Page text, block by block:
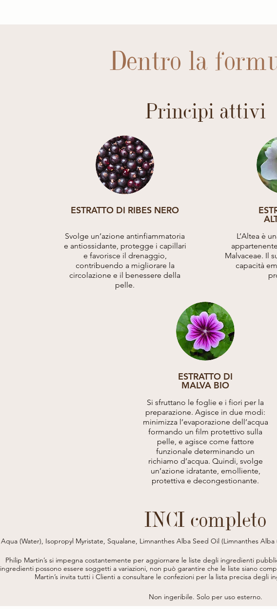
Dentro la
Principi attivi
ESTRATTO DI RIBES NERO
Svolge un’azione antinfiammatoria
e antiossidante, protegge i capillari
e favorisce il drenaggio,
contribuendo a migliorare la
circolazione e il benessere della
pelle.
L’Altea è
Malvaceae. Il
capacità
ESTRATTO DI
MALVA BIO
Si sfruttano le foglie e i fiori per la
preparazione. Agisce in due modi:
minimizza l’evaporazione dell’acqua
formando un film protettivo sulla
pelle, e agisce come fattore
funzionale determinando un
richiamo d’acqua. Quindi, svolge
un’azione idratante, emolliente,
protettiva e decongestionante.
INCI completo
Aqua (Water), Isopropyl Myristate, Squalane, Limnanthes Alba Seed Oil (Limnanthes
Ascorbyl Tetraisopalmitate, Phenoxyethanol, Sodium Dehydroacetate,
*DA AGRICOLTURA BIOLOGICA/ FROM ORGANIC
Philip Martin’s si impegna costantemente per aggiornare le liste degli ingredienti
ingredienti possono essere soggetti a variazioni, non può garantire che le liste siano
Martin’s invita tutti i Clienti a consultare le confezioni per la lista precisa degli
Non ingeribile. Solo per uso esterno.